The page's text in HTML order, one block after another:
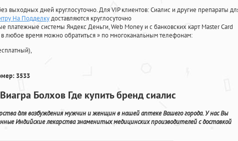
выходных дней круглосуточно. Для VIP клиентов: Сиалис и другие препараты
На Подделкудоставляются круглосуточно
платежные системы Яндекс Деньги, Web Money и с банковских карт Master Card
любое время можно обратиться» по многоканальным телефонам:
3533
Болхов Где купить бренд сиалис
для возбуждения мужчин и женщин в нашей аптеке Вашего города. У нас Вы
Индийские лекарства знаменитых медицинских производителей с доставкой